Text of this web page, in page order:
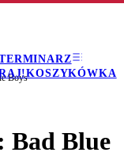
KOSZYKÓWKA
Boys
Bad Blue